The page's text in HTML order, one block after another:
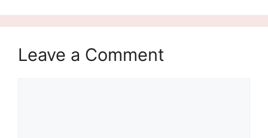
Leave a Comment